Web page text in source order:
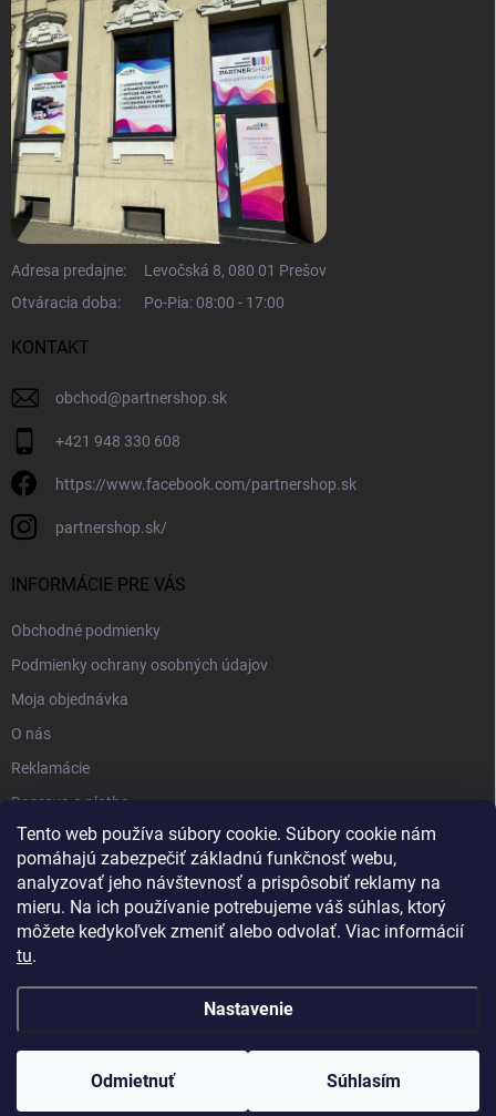
Tento web používa súbory cookie. Súbory cookie nám
pomáhajú zabezpečiť základnú funkčnosť webu,
analyzovať jeho návštevnosť a prispôsobiť reklamy na
mieru. Na ich používanie potrebujeme váš súhlas, ktorý
môžete kedykoľvek zmeniť alebo odvolať. Viac informácií
tu.
Nastavenie
Odmietnuť Súhlasím
Adresa predajne:
Levočská 8, 080 01 Prešov
Otváracia doba:
Po-Pia: 08:00 - 17:00
KONTAKT
obchod@partnershop.sk
+421 948 330 608
https://www.facebook.com/partnershop.sk
partnershop.sk/
INFORMÁCIE PRE VÁS
Obchodné podmienky
Podmienky ochrany osobných údajov
Moja objednávka
O nás
Reklamácie
Doprava a platba
Kontakt
Blog
Vytvoril Shoptet
Copyright 2026PartnerShop.sk. Všetky práva vyhradené.Upraviť